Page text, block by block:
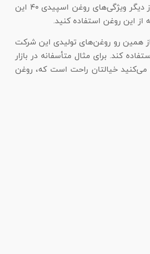
این روغن استفاده کنید. این روغن به دلیل جلوگیری از سایش و فرسایش قطعات موتور باعث بالا رفتن طول عمر و سالم ماندن دستگاه می‌شود. یکی از دیگر ویژگی‌های روغن اسپیدی ۴۰ این
از این روغن استفاده کنید.
همین رو روغن‌های تولیدی این شرکت
کند. برای مثال متأسفانه در بازار
از روغن ۴۰ اسپیدی برای دستگاه خودتان استفاده می‌کنید خیالتان راحت است که، روغن